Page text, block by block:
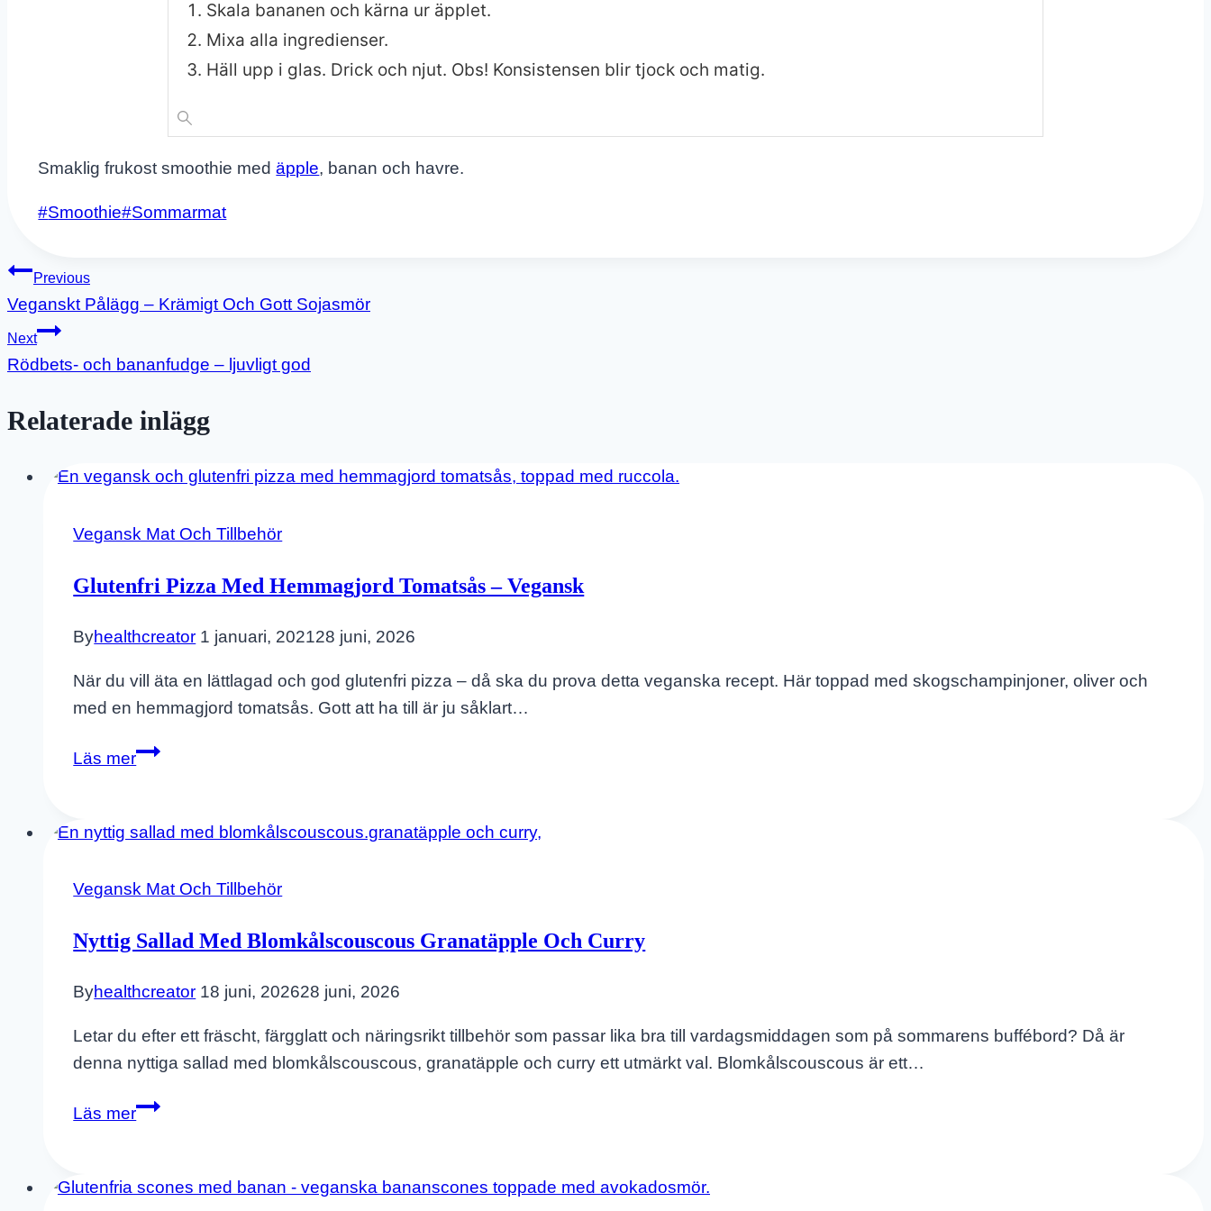
Skala bananen och kärna ur äpplet.
Mixa alla ingredienser.
Häll upp i glas. Drick och njut. Obs! Konsistensen blir tjock och matig.
Smaklig frukost smoothie medäpple, banan och havre.
Post
#Smoothie#Sommarmat
Inläggsnavigering
Previous
Veganskt Pålägg – Krämigt Och Gott Sojasmör
Next
Rödbets- och bananfudge – ljuvligt god
Relaterade inlägg
Vegansk Mat Och Tillbehör
Glutenfri Pizza Med Hemmagjord Tomatsås – Vegansk
Byhealthcreator 1 januari, 202128 juni, 2026
När du vill äta en lättlagad och god glutenfri pizza – då ska du prova detta veganska recept. Här toppad med skogschampinjoner, oliver och
med en hemmagjord tomatsås. Gott att ha till är ju såklart…
Läs merGlutenfri
Hemmagjord
–
Vegansk Mat Och Tillbehör
Nyttig Sallad Med Blomkålscouscous Granatäpple Och Curry
Byhealthcreator 18 juni, 202628 juni, 2026
Letar du efter ett fräscht, färgglatt och näringsrikt tillbehör som passar lika bra till vardagsmiddagen som på sommarens buffébord? Då är
denna nyttiga sallad med blomkålscouscous, granatäpple och curry ett utmärkt val. Blomkålscouscous är ett…
Läs merNyttig
Blomkålscouscous